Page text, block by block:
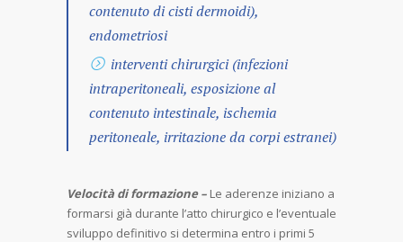
contenuto di cisti dermoidi),
endometriosi
interventi chirurgici (infezioni
intraperitoneali, esposizione al
contenuto intestinale, ischemia
peritoneale, irritazione da corpi estranei)
Velocità di formazione – Le aderenze iniziano a
formarsi già durante l’atto chirurgico e l’eventuale
sviluppo definitivo si determina entro i primi 5